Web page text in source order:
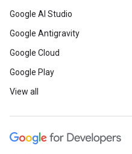
Google AI Studio
Google Antigravity
Google Cloud
Google Play
View all